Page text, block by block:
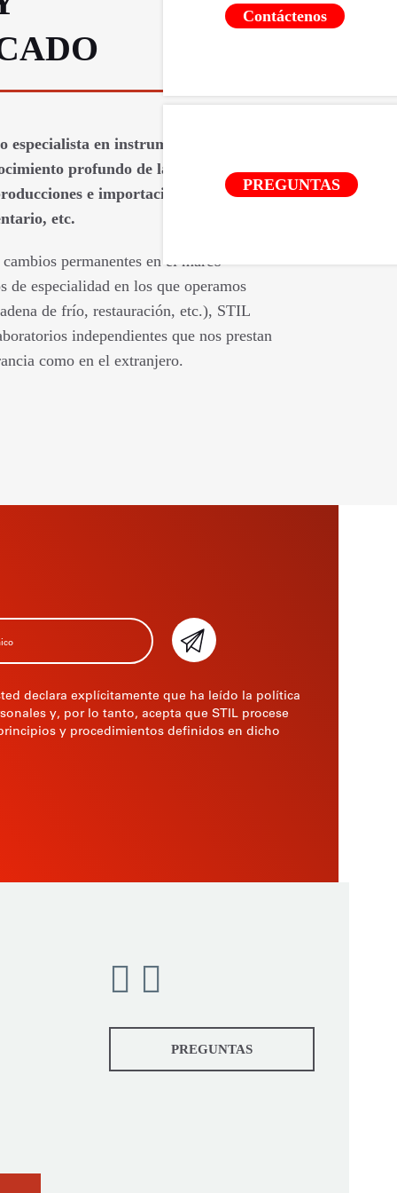
Contáctenos
PREGUNTAS
en instrumentos de
profundo de las normas que
e importaciones: CE, Rohs,
etc.
permanentes en el marco
de especialidad en los que operamos
de frío, restauración, etc.), STIL
independientes que nos prestan
como en el extranjero.
declara explícitamente que ha leído la política
y, por lo tanto, acepta que STIL procese
y procedimientos definidos en dicho
PREGUNTAS